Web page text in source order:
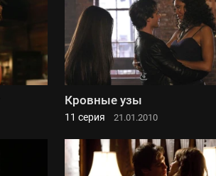
Кровные узы
11 серия 21.01.2010